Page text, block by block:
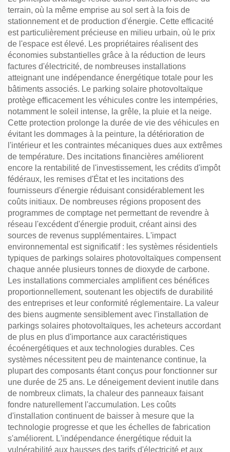
terrain, où la même emprise au sol sert à la fois de
stationnement et de production d'énergie. Cette efficacité
est particulièrement précieuse en milieu urbain, où le prix
de l'espace est élevé. Les propriétaires réalisent des
économies substantielles grâce à la réduction de leurs
factures d'électricité, de nombreuses installations
atteignant une indépendance énergétique totale pour les
bâtiments associés. Le parking solaire photovoltaïque
protège efficacement les véhicules contre les intempéries,
notamment le soleil intense, la grêle, la pluie et la neige.
Cette protection prolonge la durée de vie des véhicules en
évitant les dommages à la peinture, la détérioration de
l'intérieur et les contraintes mécaniques dues aux extrêmes
de température. Des incitations financières améliorent
encore la rentabilité de l'investissement, les crédits d'impôt
fédéraux, les remises d'État et les incitations des
fournisseurs d'énergie réduisant considérablement les
coûts initiaux. De nombreuses régions proposent des
programmes de comptage net permettant de revendre à
réseau l'excédent d'énergie produit, créant ainsi des
sources de revenus supplémentaires. L'impact
environnemental est significatif : les systèmes résidentiels
typiques de parkings solaires photovoltaïques compensent
chaque année plusieurs tonnes de dioxyde de carbone.
Les installations commerciales amplifient ces bénéfices
proportionnellement, soutenant les objectifs de durabilité
des entreprises et leur conformité réglementaire. La valeur
des biens augmente sensiblement avec l'installation de
parkings solaires photovoltaïques, les acheteurs accordant
de plus en plus d'importance aux caractéristiques
écoénergétiques et aux technologies durables. Ces
systèmes nécessitent peu de maintenance continue, la
plupart des composants étant conçus pour fonctionner sur
une durée de 25 ans. Le déneigement devient inutile dans
de nombreux climats, la chaleur des panneaux faisant
fondre naturellement l'accumulation. Les coûts
d'installation continuent de baisser à mesure que la
technologie progresse et que les échelles de fabrication
s'améliorent. L'indépendance énergétique réduit la
vulnérabilité aux hausses des tarifs d'électricité et aux